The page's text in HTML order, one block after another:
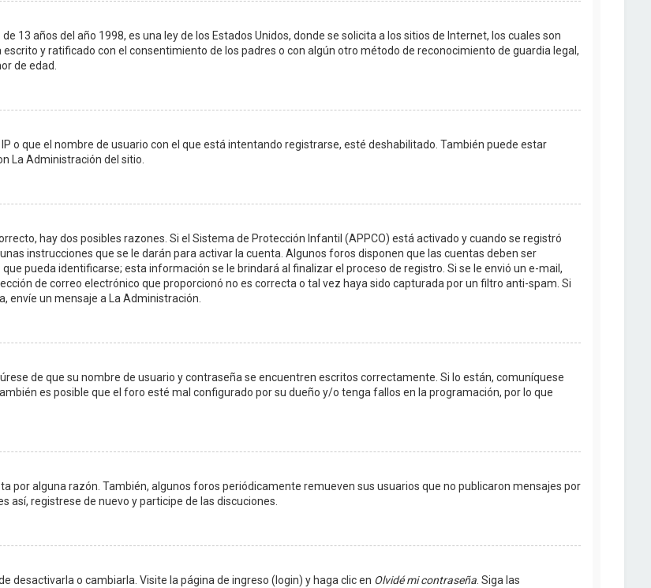
13 años del año 1998, es una ley de los Estados Unidos, donde se solicita a los sitios de Internet, los cuales son
y ratificado con el consentimiento de los padres o con algún otro método de reconocimiento de guardia legal,
de edad.
o que el nombre de usuario con el que está intentando registrarse, esté deshabilitado. También puede estar
La Administración del sitio.
hay dos posibles razones. Si el Sistema de Protección Infantil (APPCO) está activado y cuando se registró
instrucciones que se le darán para activar la cuenta. Algunos foros disponen que las cuentas deben ser
pueda identificarse; esta información se le brindará al finalizar el proceso de registro. Si se le envió un e-mail,
de correo electrónico que proporcionó no es correcta o tal vez haya sido capturada por un filtro anti-spam. Si
envíe un mensaje a La Administración.
de que su nombre de usuario y contraseña se encuentren escritos correctamente. Si lo están, comuníquese
es posible que el foro esté mal configurado por su dueño y/o tenga fallos en la programación, por lo que
por alguna razón. También, algunos foros periódicamente remueven sus usuarios que no publicaron mensajes por
así, registrese de nuevo y participe de las discuciones.
desactivarla o cambiarla. Visite la página de ingreso (login) y haga clic en Olvidé mi contraseña. Siga las